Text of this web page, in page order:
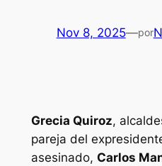
Nov 8, 2025—por
Grecia Quiroz,
pareja del
asesinado, Carlos